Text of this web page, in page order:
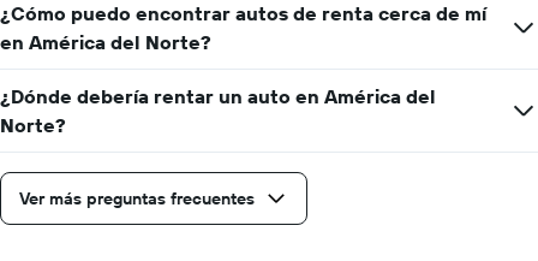
¿Cómo puedo encontrar autos de renta cerca de mí
en América del Norte?
¿Dónde debería rentar un auto en América del
Norte?
Ver más preguntas frecuentes